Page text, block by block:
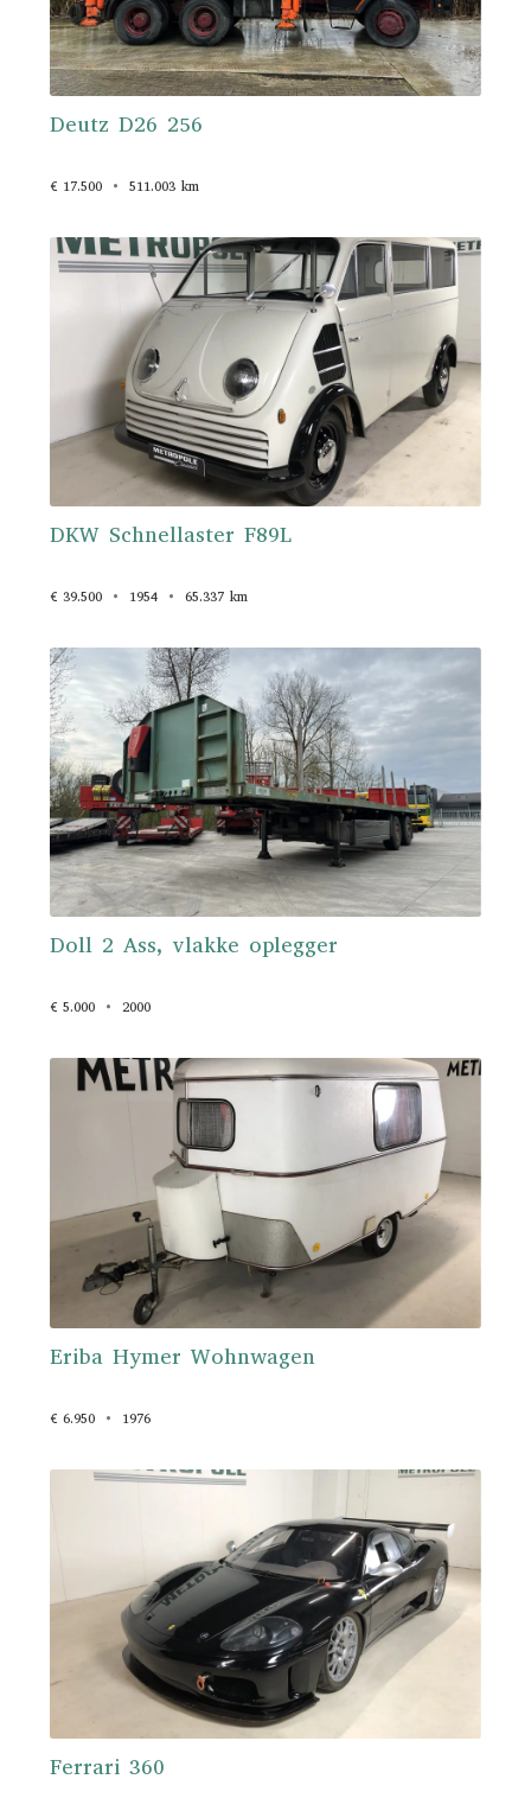
Deutz D26 256
€ 17.500 511.003 km
DKW Schnellaster F89L
€ 39.500 1954 65.337 km
Doll 2 Ass, vlakke oplegger
€ 5.000 2000
Eriba Hymer Wohnwagen
€ 6.950 1976
Ferrari 360